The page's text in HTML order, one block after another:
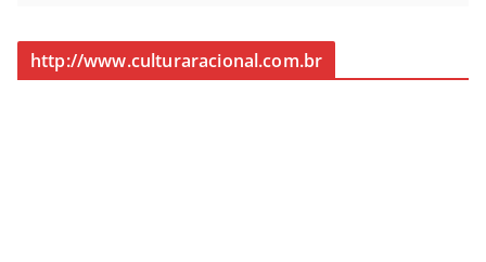
http://www.culturaracional.com.br